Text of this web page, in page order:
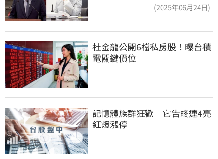
(2025年06月24日)
杜金龍公開6檔私房股！曝台積
電關鍵價位
記憶體族群狂歡　它告終連4亮
紅燈漲停